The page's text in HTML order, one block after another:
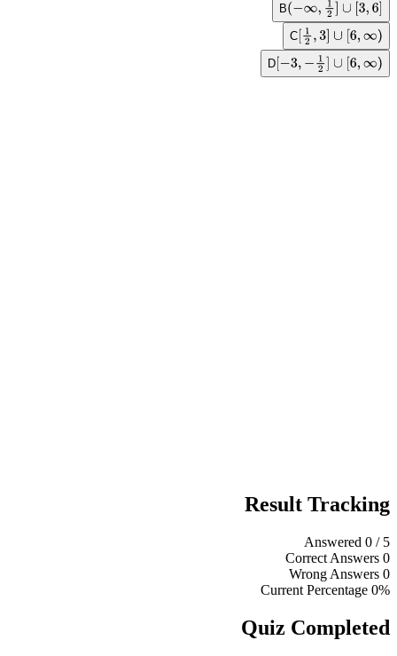
B( ∞,12 ]∪ 3, 6]
C [1 2 ,3] ∪[ 6,∞ )
D
−3,− 2]∪ [6 ∞)
Result Tracking
Answered 0/ 5
Correct Answers 0
Wrong Answers 0
Current Percentage 0%
Quiz Completed